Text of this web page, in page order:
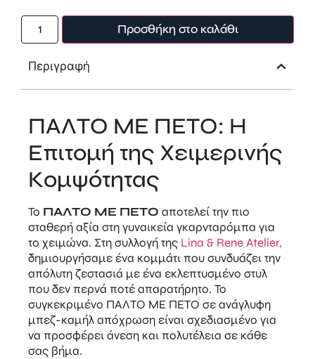
Προσθήκη στο καλάθι
Περιγραφή
ΠΑΛΤΟ ΜΕ ΠΕΤΟ: Η
Επιτομή της Χειμερινής
Κομψότητας
Το ΠΑΛΤΟ ΜΕ ΠΕΤΟ αποτελεί την πιο
σταθερή αξία στη γυναικεία γκαρνταρόμπα για
το χειμώνα. Στη συλλογή της Lina & Rene Atelier,
δημιουργήσαμε ένα κομμάτι που συνδυάζει την
απόλυτη ζεστασιά με ένα εκλεπτυσμένο στυλ
που δεν περνά ποτέ απαρατήρητο. Το
συγκεκριμένο ΠΑΛΤΟ ΜΕ ΠΕΤΟ σε ανάγλυφη
μπεζ-καμήλ απόχρωση είναι σχεδιασμένο για
να προσφέρει άνεση και πολυτέλεια σε κάθε
σας βήμα.